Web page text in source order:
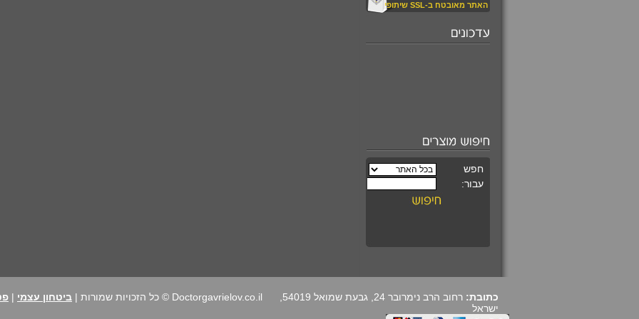
האתר מאובטח ב-SSL שיתופי
כתובת:
ישראל
Doctorgavrielov.co.il © כל הזכויות שמורות | ביטחון עצמי |